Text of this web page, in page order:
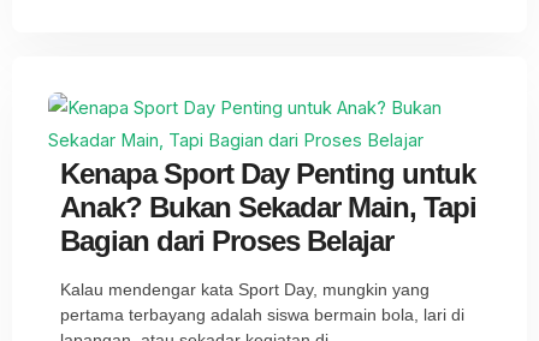
Kenapa Sport Day Penting untuk
Anak? Bukan Sekadar Main, Tapi
Bagian dari Proses Belajar
Kalau mendengar kata Sport Day, mungkin yang
pertama terbayang adalah siswa bermain bola, lari di